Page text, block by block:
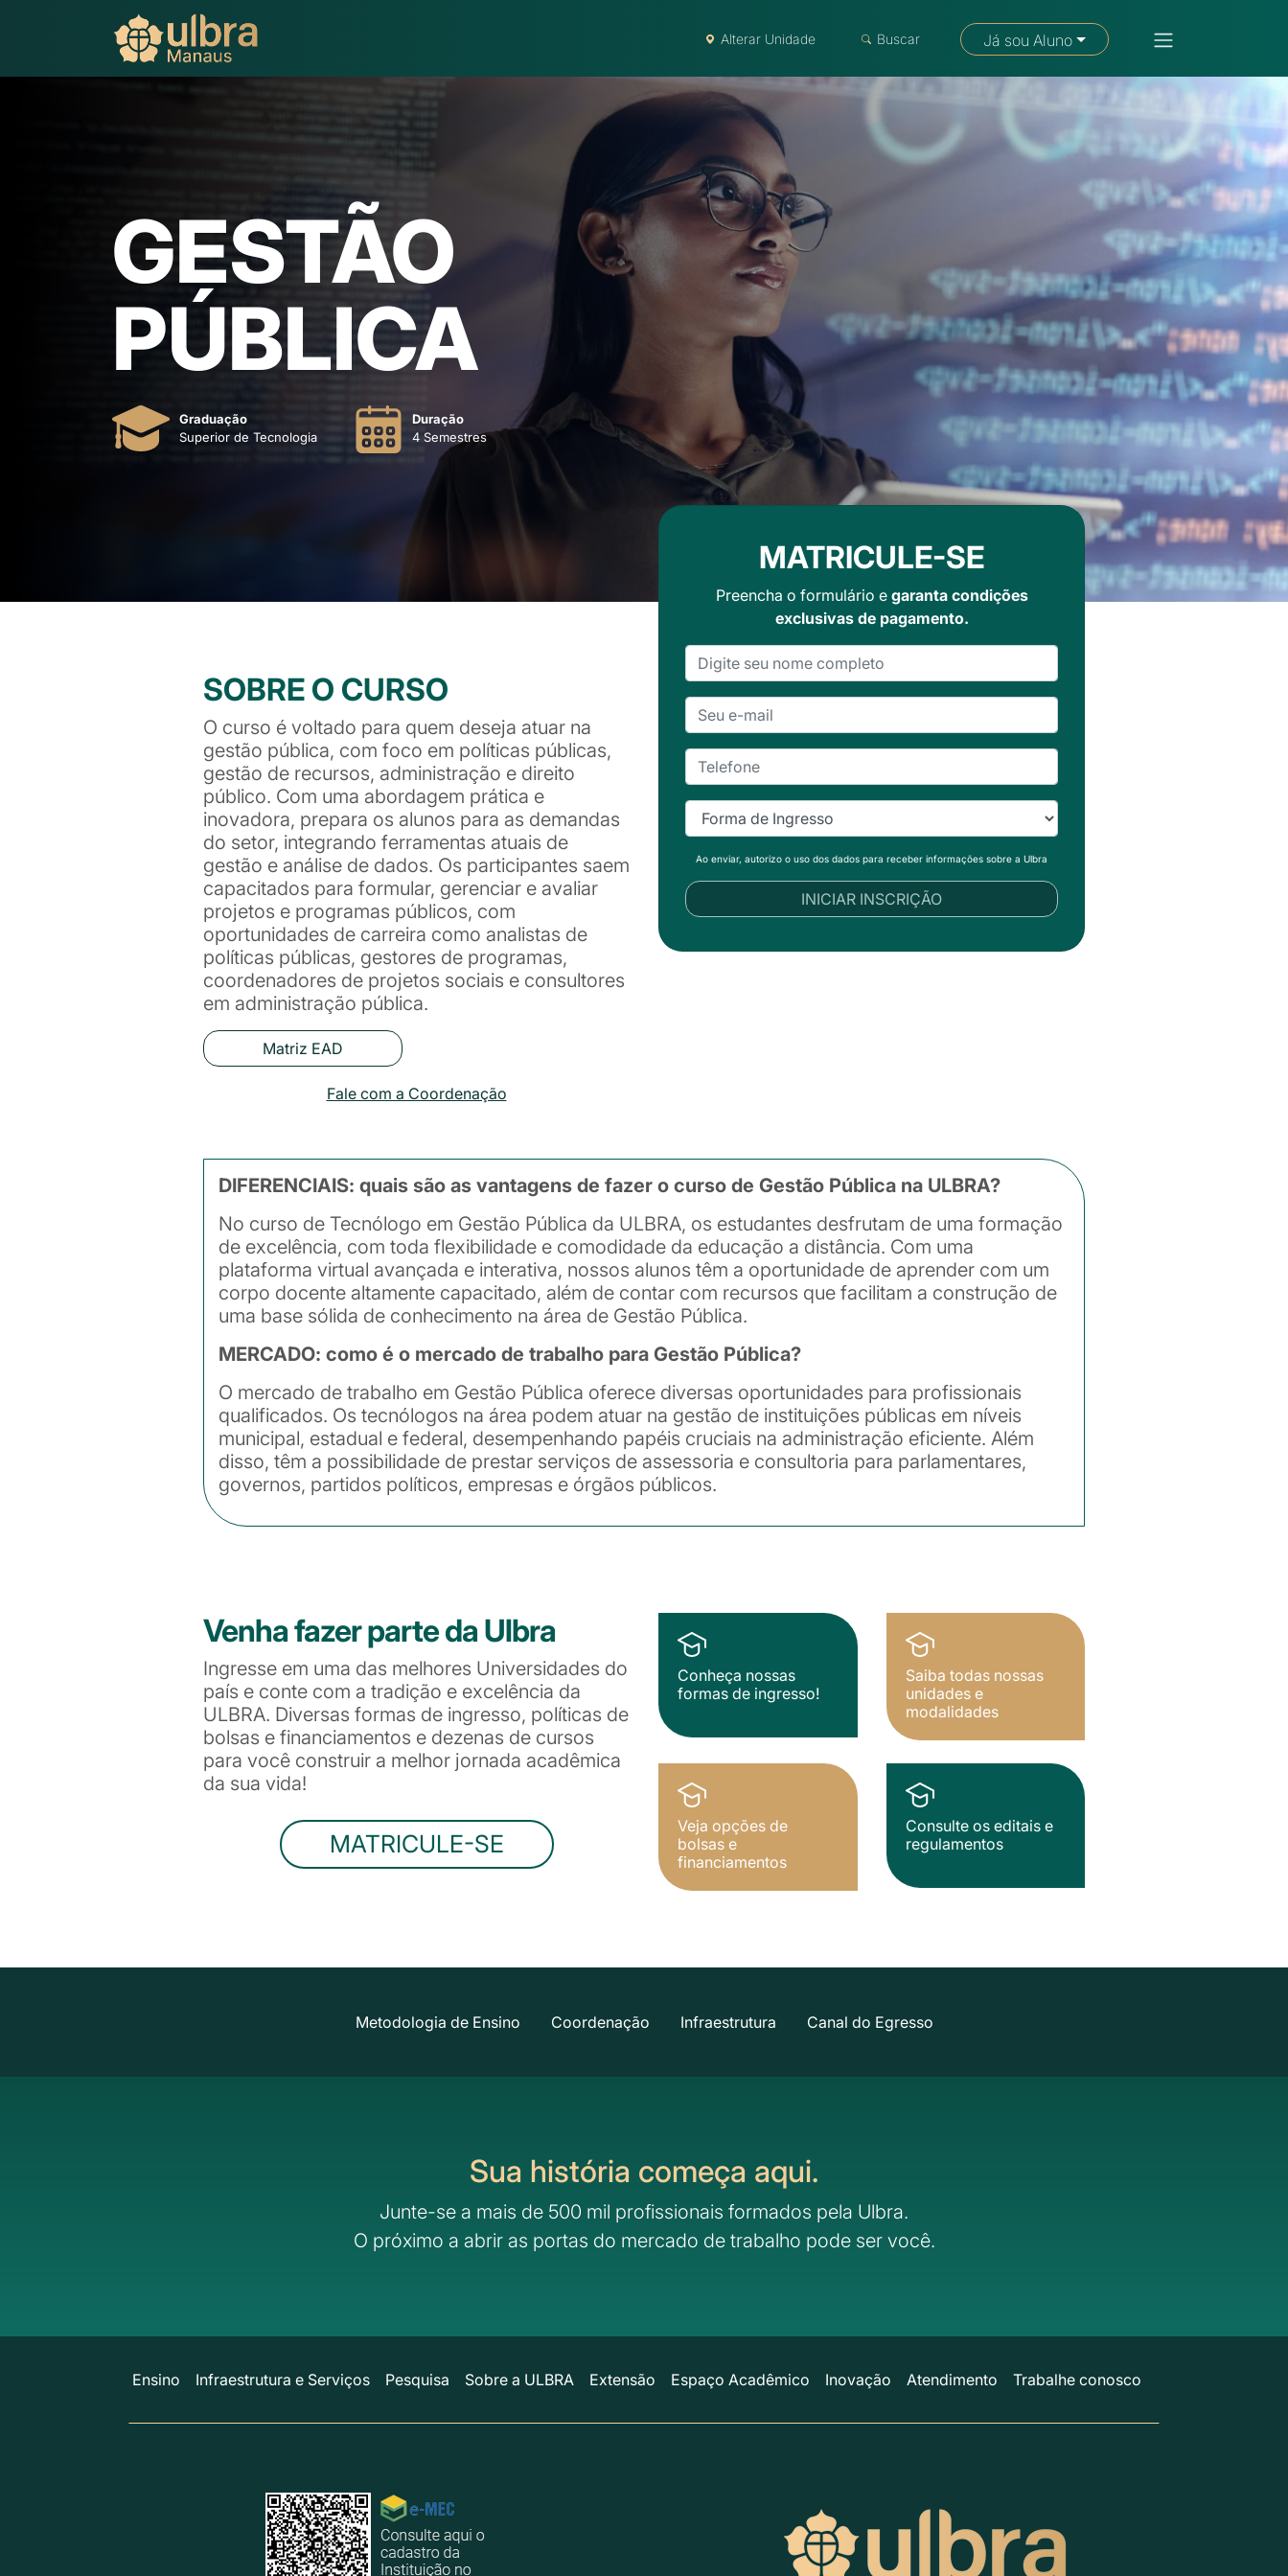
Fale com um consultor
Alterar Unidade Buscar Já sou Aluno
GESTÃO
PÚBLICA
Graduação
Superior de Tecnologia
Duração
4 Semestres
MATRICULE-SE
Preencha o formulário e garanta condições
exclusivas de pagamento.
Ao enviar, autorizo o uso dos dados para receber informações sobre a Ulbra
INICIAR INSCRIÇÃO
SOBRE O CURSO
O curso é voltado para quem deseja atuar na
gestão pública, com foco em políticas públicas,
gestão de recursos, administração e direito
público. Com uma abordagem prática e
inovadora, prepara os alunos para as demandas
do setor, integrando ferramentas atuais de
gestão e análise de dados. Os participantes saem
capacitados para formular, gerenciar e avaliar
projetos e programas públicos, com
oportunidades de carreira como analistas de
políticas públicas, gestores de programas,
coordenadores de projetos sociais e consultores
em administração pública.
Matriz EAD
Fale com a Coordenação
DIFERENCIAIS: quais são as vantagens de fazer o curso de Gestão Pública na ULBRA?
No curso de Tecnólogo em Gestão Pública da ULBRA, os estudantes desfrutam de uma formação
de excelência, com toda flexibilidade e comodidade da educação a distância. Com uma
plataforma virtual avançada e interativa, nossos alunos têm a oportunidade de aprender com um
corpo docente altamente capacitado, além de contar com recursos que facilitam a construção de
uma base sólida de conhecimento na área de Gestão Pública.
MERCADO: como é o mercado de trabalho para Gestão Pública?
O mercado de trabalho em Gestão Pública oferece diversas oportunidades para profissionais
qualificados. Os tecnólogos na área podem atuar na gestão de instituições públicas em níveis
municipal, estadual e federal, desempenhando papéis cruciais na administração eficiente. Além
disso, têm a possibilidade de prestar serviços de assessoria e consultoria para parlamentares,
governos, partidos políticos, empresas e órgãos públicos.
Venha fazer parte da Ulbra
Ingresse em uma das melhores Universidades do
país e conte com a tradição e excelência da
ULBRA. Diversas formas de ingresso, políticas de
bolsas e financiamentos e dezenas de cursos
para você construir a melhor jornada acadêmica
da sua vida!
MATRICULE-SE
Conheça nossas
formas de ingresso!
Saiba todas nossas
unidades e
modalidades
Veja opções de
bolsas e
financiamentos
Consulte os editais e
regulamentos
Metodologia de Ensino Coordenação Infraestrutura Canal do Egresso
Sua história começa aqui.
Junte-se a mais de 500 mil profissionais formados pela Ulbra.
O próximo a abrir as portas do mercado de trabalho pode ser você.
Ensino Infraestrutura e Serviços Pesquisa Sobre a ULBRA Extensão Espaço Acadêmico Inovação Atendimento Trabalhe conosco